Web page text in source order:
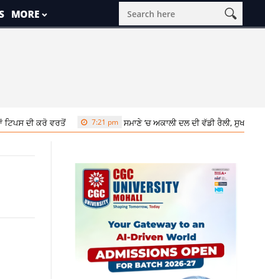
MORE
ਵਰਤੋਂ 7:21 pm ਸਮਾਣੇ ‘ਚ ਅਕਾਲੀ ਦਲ ਦੀ ਵੱਡੀ ਰੈਲੀ, ਸੁਖਬੀਰ ਬਾਦਲ ਨੇ